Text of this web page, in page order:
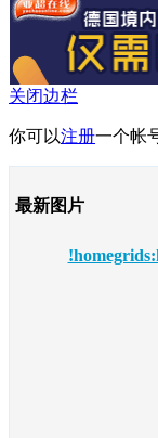
关闭边栏
你可以注册一个帐
最新图片